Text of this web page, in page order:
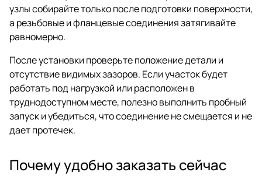
узлы собирайте только после подготовки поверхности,
а резьбовые и фланцевые соединения затягивайте
равномерно.
После установки проверьте положение детали и
отсутствие видимых зазоров. Если участок будет
работать под нагрузкой или расположен в
труднодоступном месте, полезно выполнить пробный
запуск и убедиться, что соединение не смещается и не
дает протечек.
Почему удобно заказать сейчас